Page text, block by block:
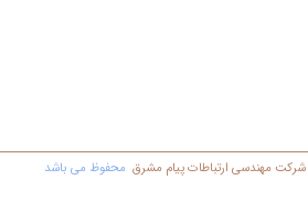
شرکت مهندسي ارتباطات پیام مشرق محفوظ مي باشد